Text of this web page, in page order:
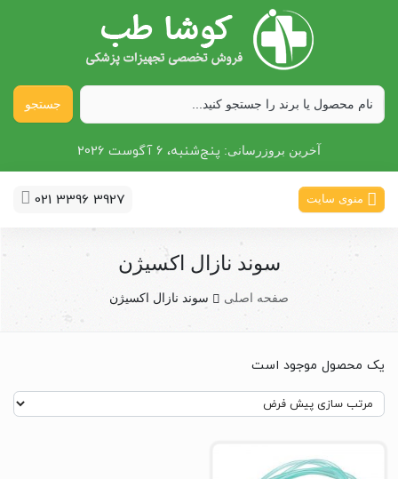
جستجو
آخرین بروزرسانی: پنج‌شنبه، 6 آگوست 2026
منوی سایت 021 3396 3927
سوند نازال اکسیژن
صفحه اصلی سوند نازال اکسیژن
یک محصول موجود است